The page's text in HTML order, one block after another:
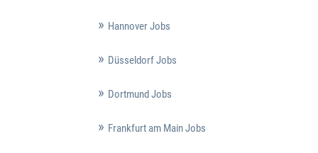
Hannover Jobs
Düsseldorf Jobs
Dortmund Jobs
Frankfurt am Main Jobs